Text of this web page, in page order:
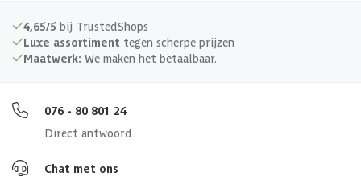
4,65/5 bij TrustedShops
Luxe assortiment tegen scherpe prijzen
Maatwerk: We maken het betaalbaar.
076 - 80 801 24
Direct antwoord
Chat met ons